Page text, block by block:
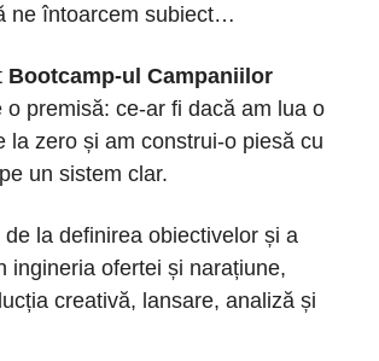
ne întoarcem subiect…
Bootcamp-ul Campaniilor
o premisă: ce-ar fi dacă am lua o
la zero și am construi-o piesă cu
un sistem clar.
de la definirea obiectivelor și a
ingineria ofertei și narațiune,
creativă, lansare, analiză și